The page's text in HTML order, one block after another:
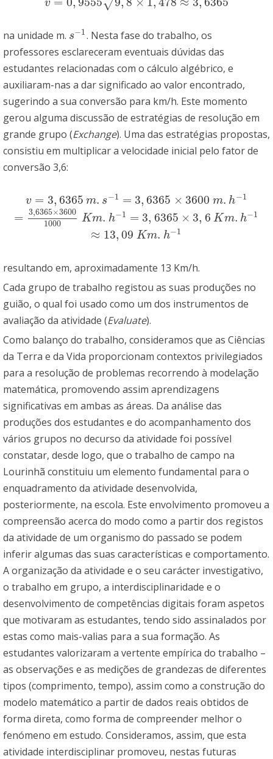
v √
v=0, 95559,8×1,478≈ 3,6365
na unidade m. s−1
s−1. Nesta fase do trabalho, os
professores esclareceram eventuais dúvidas das
estudantes relacionadas com o cálculo algébrico, e
auxiliaram-nas a dar significado ao valor encontrado,
sugerindo a sua conversão para km/h. Este momento
gerou alguma discussão de estratégias de resolução em
grande grupo (Exchange). Uma das estratégias propostas,
consistiu em multiplicar a velocidade inicial pelo fator de
conversão 3,6:
v = 3, 6365
v=3, 6365 m. s−1
m.s −1 = 3, 6365 × 3600
=3 ,6365×3600 m. h−1
m.h −1
= 3,6365×3600
1000
=3 6365×3600 1000
Km. h−1
Km.h−1 = 3, 6365 × 3, 6
=3 ,6365×3, 6 Km. h−1
Km.h−1
≈ 13, 09
≈13,09 Km. h−1
Km.h−1
resultando em, aproximadamente 13 Km/h.
Cada grupo de trabalho registou as suas produções no
guião, o qual foi usado como um dos instrumentos de
avaliação da atividade (Evaluate).
Como balanço do trabalho, consideramos que as Ciências
da Terra e da Vida proporcionam contextos privilegiados
para a resolução de problemas recorrendo à modelação
matemática, promovendo assim aprendizagens
significativas em ambas as áreas. Da análise das
produções dos estudantes e do acompanhamento dos
vários grupos no decurso da atividade foi possível
constatar, desde logo, que o trabalho de campo na
Lourinhã constituiu um elemento fundamental para o
enquadramento da atividade desenvolvida,
posteriormente, na escola. Este envolvimento promoveu a
compreensão acerca do modo como a partir dos registos
da atividade de um organismo do passado se podem
inferir algumas das suas características e comportamento.
A organização da atividade e o seu carácter investigativo,
o trabalho em grupo, a interdisciplinaridade e o
desenvolvimento de competências digitais foram aspetos
que motivaram as estudantes, tendo sido assinalados por
estas como mais-valias para a sua formação. As
estudantes valorizaram a vertente empírica do trabalho –
as observações e as medições de grandezas de diferentes
tipos (comprimento, tempo), assim como a construção do
modelo matemático a partir de dados reais obtidos de
forma direta, como forma de compreender melhor o
fenómeno em estudo. Consideramos, assim, que esta
atividade interdisciplinar promoveu, nestas futuras